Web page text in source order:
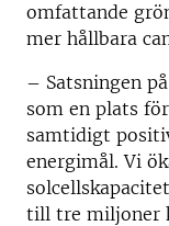
omfattande
mer hållbara
– Satsningen
som en plats
samtidigt
energimål. Vi
till tre miljoner